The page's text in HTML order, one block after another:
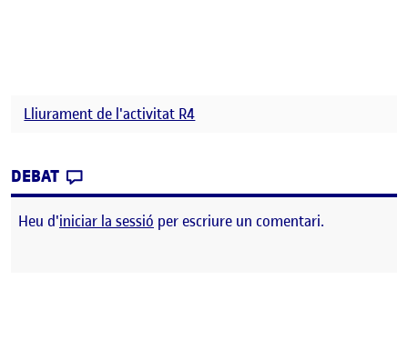
Lliurament de l'activitat R4
DEBAT
Heu d'iniciar la sessió per escriure un comentari.